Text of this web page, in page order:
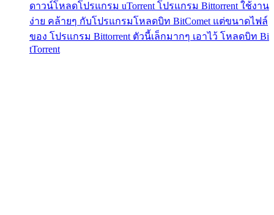
ดาวน์โหลดโปรแกรม uTorrent โปรแกรม Bittorrent ใช้งาน
ง่าย คล้ายๆ กับโปรแกรมโหลดบิท BitComet แต่ขนาดไฟล์
ของ โปรแกรม Bittorrent ตัวนี้เล็กมากๆ เอาไว้ โหลดบิท Bi
tTorrent